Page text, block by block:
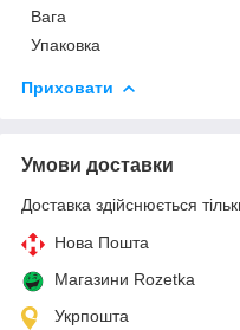
Вага
Упаковка
Приховати
Умови доставки
Доставка здійснюється
Нова Пошта
Магазини Rozetka
Укрпошта